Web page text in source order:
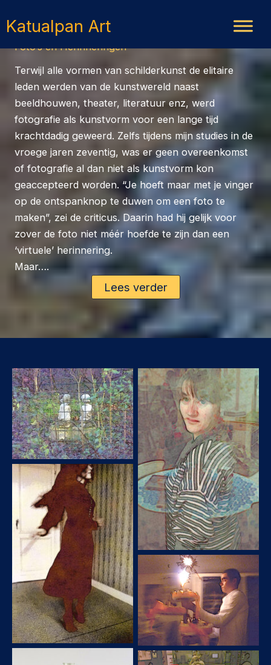
naar
Katualpan Art
Foto’s en Herinneringen
Terwijl alle vormen van schilderkunst de elitaire
leden werden van de kunstwereld naast
beeldhouwen, theater, literatuur enz, werd
fotografie als kunstvorm voor een lange tijd
krachtdadig geweerd. Zelfs tijdens mijn studies in de
vroege jaren zeventig, was er geen overeenkomst
of fotografie al dan niet als kunstvorm kon
geaccepteerd worden. “Je hoeft maar met je vinger
op de ontspanknop te duwen om een foto te
maken”, zei de criticus. Daarin had hij gelijk voor
zover de foto niet méér hoefde te zijn dan een
‘virtuele’ herinnering.
Maar….
Lees verder